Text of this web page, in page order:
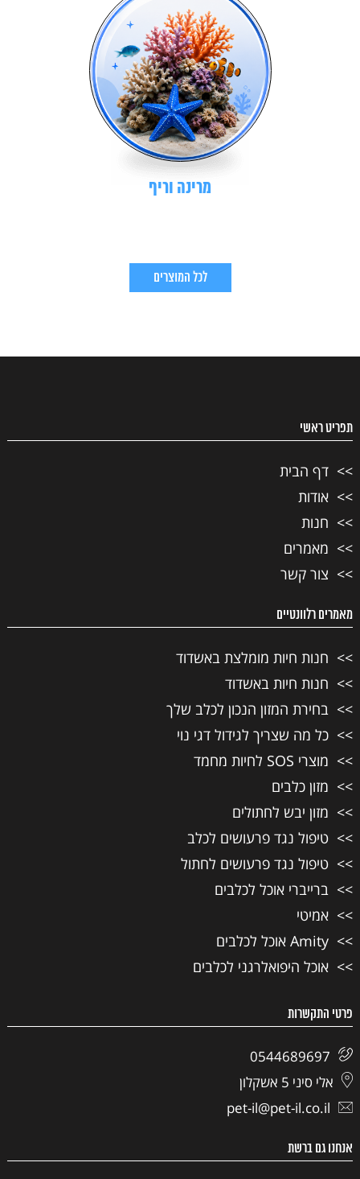
מרינה וריף
לכל המוצרים
תפריט ראשי
דף הבית
אודות
חנות
מאמרים
צור קשר
מאמרים רלוונטיים
חנות חיות מומלצת באשדוד
חנות חיות באשדוד
בחירת המזון הנכון לכלב שלך
כל מה שצריך לגידול דגי נוי
מוצרי SOS לחיות מחמד
מזון כלבים
מזון יבש לחתולים
טיפול נגד פרעושים לכלב
טיפול נגד פרעושים לחתול
ברייברי אוכל לכלבים
אמיטי
Amity אוכל לכלבים
אוכל היפואלרגני לכלבים
פרטי התקשרות
0544689697
אלי סיני 5 אשקלון
pet-il@pet-il.co.il
אנחנו גם ברשת